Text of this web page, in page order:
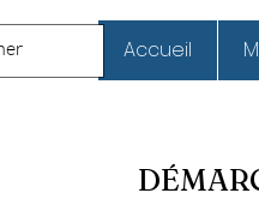
Accueil